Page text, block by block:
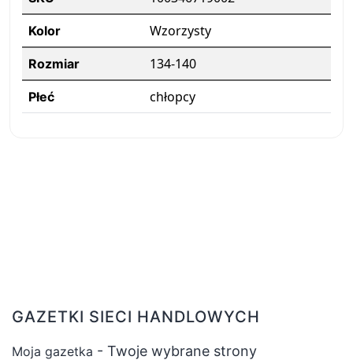
Kolor Wzorzysty
Rozmiar 134-140
Płeć chłopcy
GAZETKI SIECI HANDLOWYCH
Moja gazetka - Twoje wybrane strony